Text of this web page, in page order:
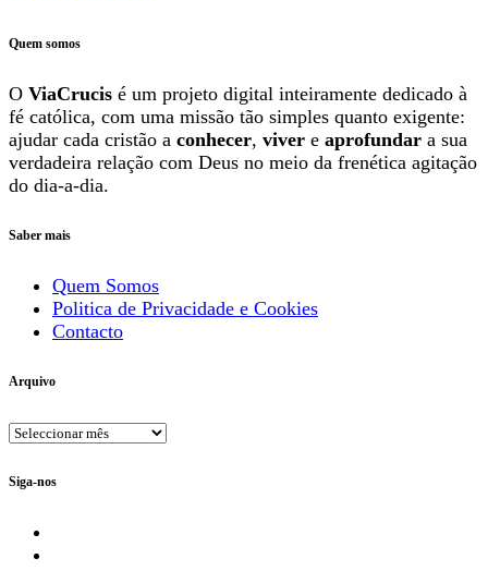
Quem somos
O ViaCrucis é um projeto digital inteiramente dedicado à
fé católica, com uma missão tão simples quanto exigente:
ajudar cada cristão a conhecer, viver e aprofundar a sua
verdadeira relação com Deus no meio da frenética agitação
do dia-a-dia.
Saber mais
Quem Somos
Politica de Privacidade e Cookies
Contacto
Arquivo
Arquivo
Siga-nos